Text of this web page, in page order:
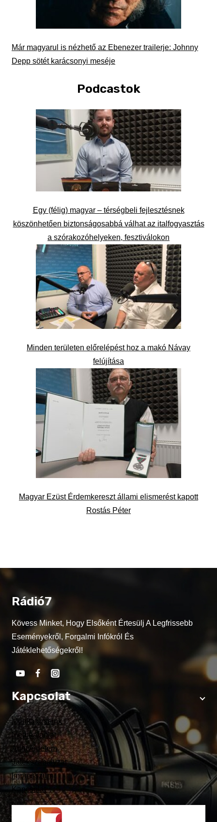
Már magyarul is nézhető az Ebenezer trailerje: Johnny
Depp sötét karácsonyi meséje
Podcastok
Egy (félig) magyar – térségbeli fejlesztésnek
köszönhetően biztonságosabbá válhat az italfogyasztás
a szórakozóhelyeken, fesztiválokon
Minden területen előrelépést hoz a makó Návay
felújítása
Magyar Ezüst Érdemkereszt állami elismerést kapott
Rostás Péter
Rádió7
Kövess Minket, Hogy Elsőként Értesülj A Legfrissebb
Eseményekről, Forgalmi Infókról És
Játéklehetőségekről!
Kapcsolat
Munkatársaink
Médiaajánlat
Adatvédelem
Játékszabályzat
Impresszum
Kapcsolat